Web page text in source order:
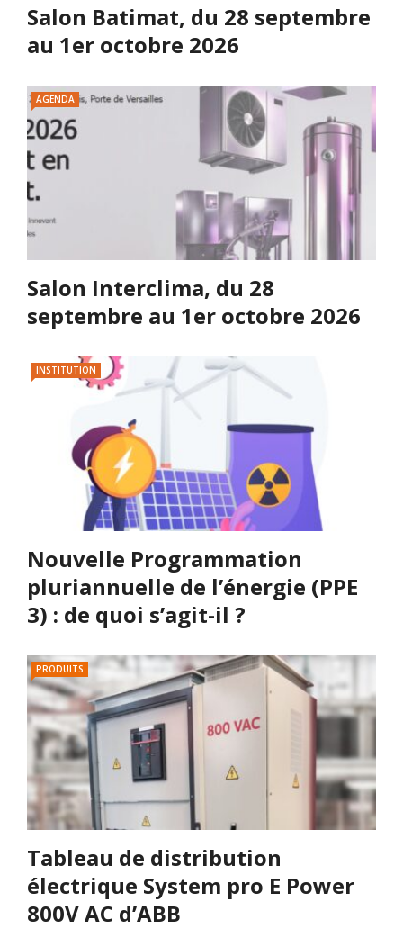
Salon Batimat, du 28 septembre
au 1er octobre 2026
AGENDA
Salon Interclima, du 28
septembre au 1er octobre 2026
INSTITUTION
Nouvelle Programmation
pluriannuelle de l’énergie (PPE
3) : de quoi s’agit-il ?
PRODUITS
Tableau de distribution
électrique System pro E Power
800V AC d’ABB